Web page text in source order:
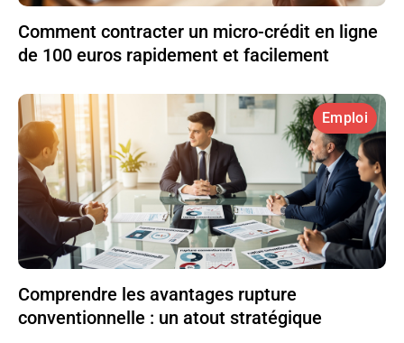
Comment contracter un micro-crédit en ligne
de 100 euros rapidement et facilement
Emploi
Comprendre les avantages rupture
conventionnelle : un atout stratégique